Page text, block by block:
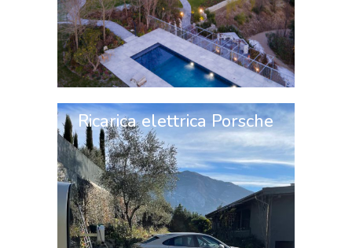
Ricarica elettrica Porsche